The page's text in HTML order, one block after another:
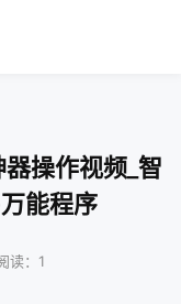
操作视频_智
能程序
读：1